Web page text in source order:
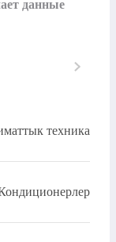
данные
техника